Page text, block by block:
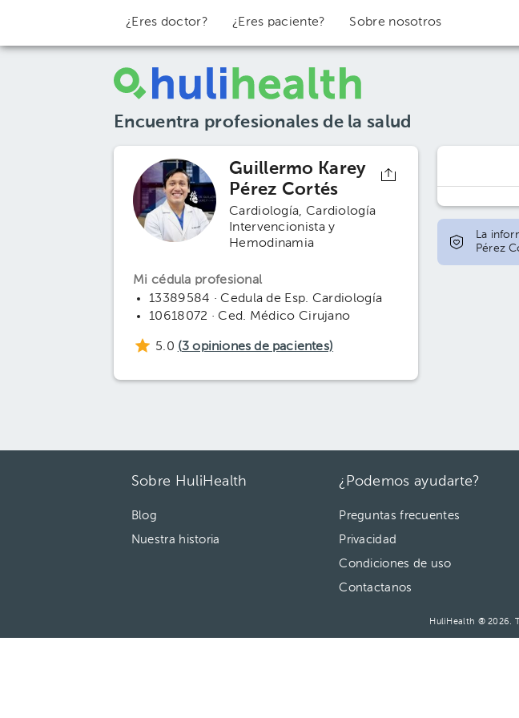
¿Eres doctor? ¿Eres paciente? Sobre nosotros
Encuentra profesionales de la salud
Guillermo Karey
Pérez Cortés
Cardiología
Cardiología
Intervencionista y
Hemodinamia
Mi cédula profesional
13389584 · Cedula de Esp. Cardiología
10618072 · Ced. Médico Cirujano
5.0 (3 opiniones de pacientes)
La
Pérez
Sobre HuliHealth
Blog
Nuestra historia
¿Podemos ayudarte?
Preguntas frecuentes
Privacidad
Condiciones de uso
Contactanos
HuliHealth ® 2026.